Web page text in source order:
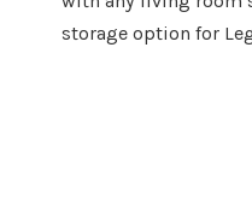
storage option for